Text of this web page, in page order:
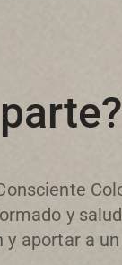
y
aportar a